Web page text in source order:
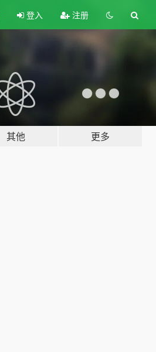
登入 注册
其他 更多